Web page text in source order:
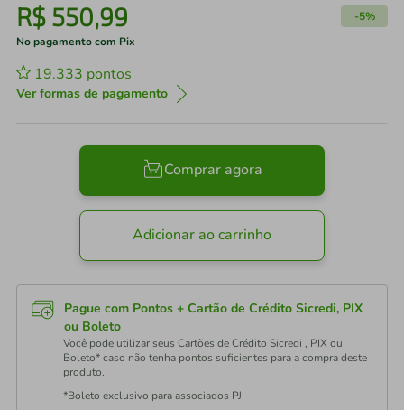
R$ 550,99 -5%
No pagamento com Pix
19.333 pontos
Ver formas de pagamento
Comprar agora
Adicionar ao carrinho
Pague com Pontos + Cartão de Crédito Sicredi, PIX
ou Boleto
Você pode utilizar seus Cartões de Crédito Sicredi , PIX ou
Boleto* caso não tenha pontos suficientes para a compra deste
produto.
*Boleto exclusivo para associados PJ